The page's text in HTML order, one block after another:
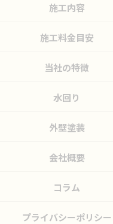
施工内容
施工料金目安
当社の特徴
水回り
外壁塗装
会社概要
コラム
プライバシーポリシー